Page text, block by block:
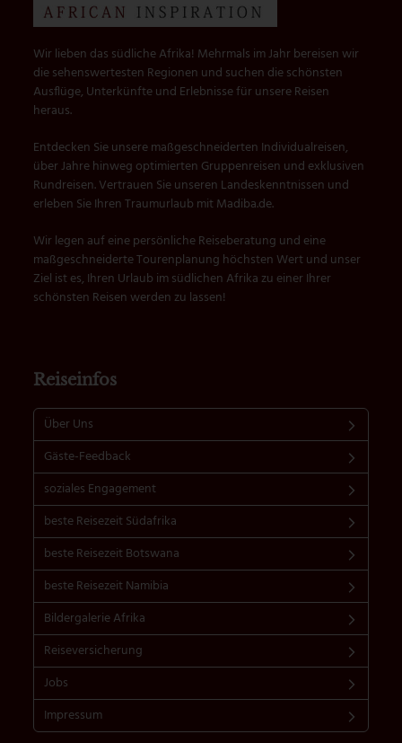
Wir lieben das südliche Afrika! Mehrmals im Jahr bereisen wir
die sehenswertesten Regionen und suchen die schönsten
Ausflüge, Unterkünfte und Erlebnisse für unsere Reisen
heraus.
Entdecken Sie unsere maßgeschneiderten Individualreisen,
über Jahre hinweg optimierten Gruppenreisen und exklusiven
Rundreisen. Vertrauen Sie unseren Landeskenntnissen und
erleben Sie Ihren Traumurlaub mit Madiba.de.
Wir legen auf eine persönliche Reiseberatung und eine
maßgeschneiderte Tourenplanung höchsten Wert und unser
Ziel ist es, Ihren Urlaub im südlichen Afrika zu einer Ihrer
schönsten Reisen werden zu lassen!
Reiseinfos
Über Uns
Gäste-Feedback
soziales Engagement
beste Reisezeit Südafrika
beste Reisezeit Botswana
beste Reisezeit Namibia
Bildergalerie Afrika
Reiseversicherung
Jobs
Impressum